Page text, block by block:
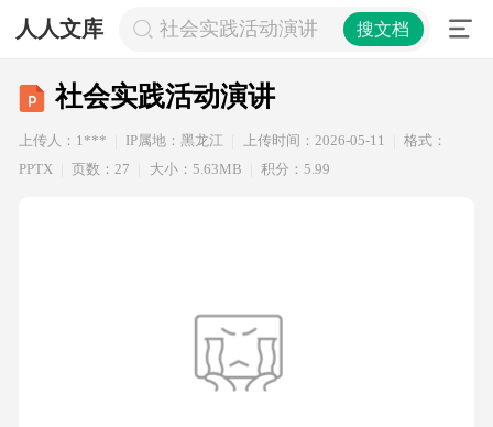
人人文库 社会实践活动演讲 搜文档
社会实践活动演讲
上传人：1*** IP属地：黑龙江 上传时间：2026-05-11
格式：
PPTX
页数：27 大小：5.63MB 积分：5.99